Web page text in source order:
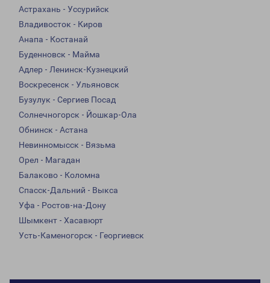
Астрахань - Уссурийск
Владивосток - Киров
Анапа - Костанай
Буденновск - Майма
Адлер - Ленинск-Кузнецкий
Воскресенск - Ульяновск
Бузулук - Сергиев Посад
Солнечногорск - Йошкар-Ола
Обнинск - Астана
Невинномысск - Вязьма
Орел - Магадан
Балаково - Коломна
Спасск-Дальний - Выкса
Уфа - Ростов-на-Дону
Шымкент - Хасавюрт
Усть-Каменогорск - Георгиевск